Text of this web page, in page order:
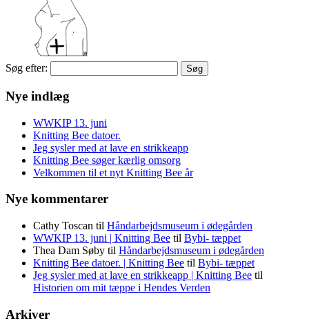
Søg efter:
Nye indlæg
WWKIP 13. juni
Knitting Bee datoer.
Jeg sysler med at lave en strikkeapp
Knitting Bee søger kærlig omsorg
Velkommen til et nyt Knitting Bee år
Nye kommentarer
Cathy Toscan til Håndarbejdsmuseum i ødegården
WWKIP 13. juni | Knitting Bee til Bybi- tæppet
Thea Dam Søby til Håndarbejdsmuseum i ødegården
Knitting Bee datoer. | Knitting Bee til Bybi- tæppet
Jeg sysler med at lave en strikkeapp | Knitting Bee til
Historien om mit tæppe i Hendes Verden
Arkiver